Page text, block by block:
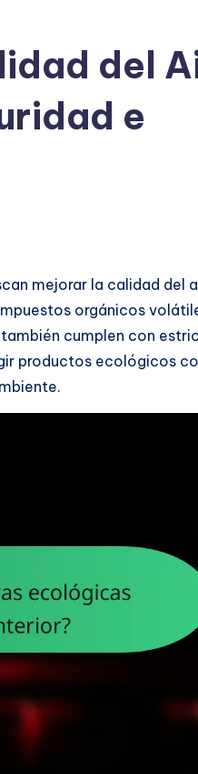
del
e
mejorar la calidad del
orgánicos
también cumplen con
productos ecológicos